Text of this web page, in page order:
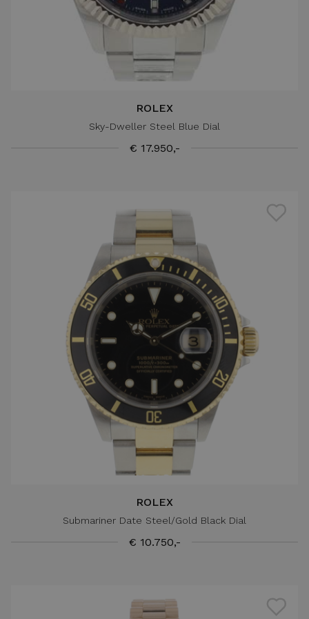
ROLEX
Sky-Dweller Steel Blue Dial
€ 17.950,-
ROLEX
Submariner Date Steel/Gold Black Dial
€ 10.750,-